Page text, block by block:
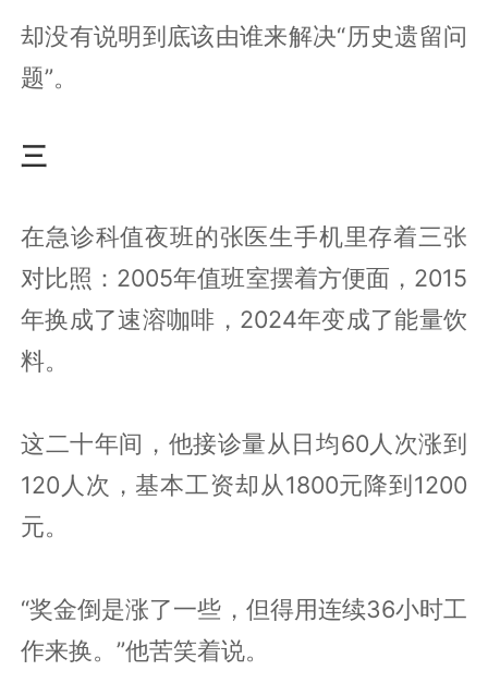
却没有说明到底该由谁来解决“历史遗留问
题”。
三
在急诊科值夜班的张医生手机里存着三张
对比照：2005年值班室摆着方便面，2015
年换成了速溶咖啡，2024年变成了能量饮
料。
这二十年间，他接诊量从日均60人次涨到
120人次，基本工资却从1800元降到1200
元。
“奖金倒是涨了一些，但得用连续36小时工
作来换。”他苦笑着说。